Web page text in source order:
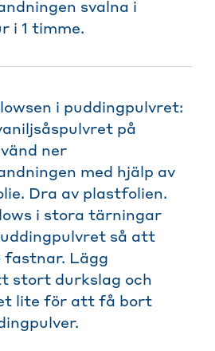
svalna i
i 1 timme.
i puddingpulvret:
på
ner
med hjälp av
Dra av plastfolien.
i stora tärningar
så att
Lägg
stort durkslag och
lite för att få bort